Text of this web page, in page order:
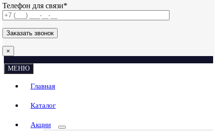
Телефон для связи*
×
МЕНЮ
Главная
Каталог
Акции